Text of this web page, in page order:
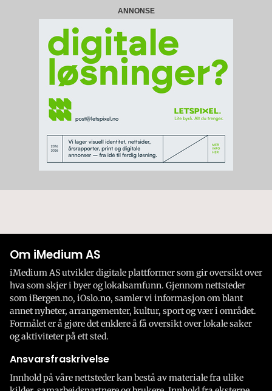
ANNONSE
Om iMedium AS
iMedium AS utvikler digitale plattformer som gir oversikt over
hva som skjer i byer og lokalsamfunn. Gjennom nettsteder
som iBergen.no, iOslo.no, samler vi informasjon om blant
annet nyheter, arrangementer, kultur, sport og vær i området.
Formålet er å gjøre det enklere å få oversikt over lokale saker
og aktiviteter på ett sted.
Ansvarsfraskrivelse
Innhold på våre nettsteder kan bestå av materiale fra ulike